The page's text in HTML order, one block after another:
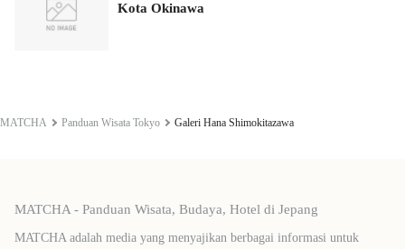
Kota Okinawa
MATCHA Panduan Wisata Tokyo Galeri Hana Shimokitazawa
MATCHA - Panduan Wisata, Budaya, Hotel di Jepang
MATCHA adalah media yang menyajikan berbagai informasi untuk